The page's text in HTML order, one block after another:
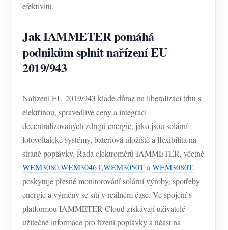
efektivitu.
Jak IAMMETER pomáhá
podnikům splnit nařízení EU
2019/943
Nařízení EU 2019/943 klade důraz na liberalizaci trhu s
elektřinou, spravedlivé ceny a integraci
decentralizovaných zdrojů energie, jako jsou solární
fotovoltaické systémy, bateriová úložiště a flexibilita na
straně poptávky. Řada elektroměrů IAMMETER, včetně
WEM3080,WEM3046T,WEM3050TaWEM3080T,
poskytuje přesné monitorování solární výroby, spotřeby
energie a výměny se sítí v reálném čase. Ve spojení s
platformou IAMMETER Cloud získávají uživatelé
užitečné informace pro řízení poptávky a účast na